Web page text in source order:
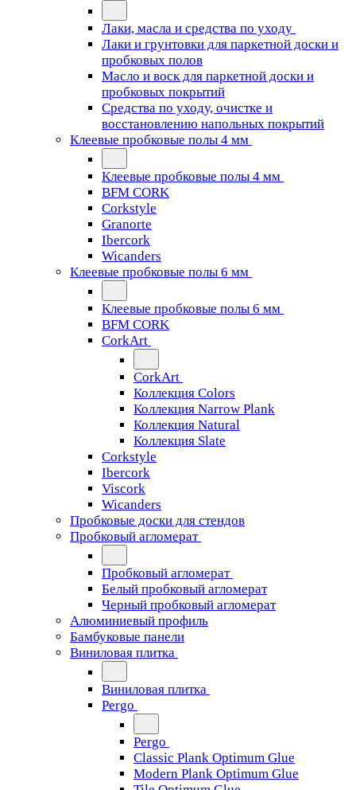
Лаки, масла и средства по уходу
Лаки и грунтовки для паркетной доски и
пробковых полов
Масло и воск для паркетной доски и
пробковых покрытий
Средства по уходу, очистке и
восстановлению напольных покрытий
Клеевые пробковые полы 4 мм
Клеевые пробковые полы 4 мм
BFM CORK
Corkstyle
Granorte
Ibercork
Wicanders
Клеевые пробковые полы 6 мм
Клеевые пробковые полы 6 мм
BFM CORK
CorkArt
CorkArt
Коллекция Colors
Коллекция Narrow Plank
Коллекция Natural
Коллекция Slate
Corkstyle
Ibercork
Viscork
Wicanders
Пробковые доски для стендов
Пробковый агломерат
Пробковый агломерат
Белый пробковый агломерат
Черный пробковый агломерат
Алюминиевый профиль
Бамбуковые панели
Виниловая плитка
Виниловая плитка
Pergo
Pergo
Classic Plank Optimum Glue
Modern Plank Optimum Glue